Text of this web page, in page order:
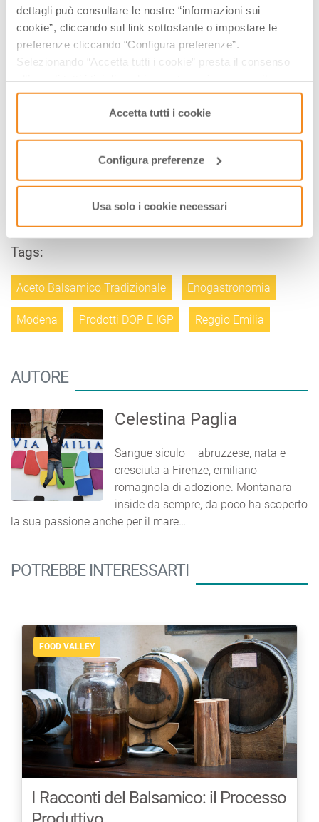
dettagli può consultare le nostre “informazioni sui
cookie”, cliccando sul link sottostante o impostare le
preferenze cliccando “Configura preferenze”.
Selezionando “Accetta tutti i cookie” presta il consenso
consenso cliccando su “Usa solo i cookie necessari” e
saranno attivati i soli cookie tecnici necessari al corretto
funzionamento del sito.
Accetta tutti i cookie
Configura preferenze
Usa solo i cookie necessari
sono propri”.
Quello che distingue il “Balsamico” dagli altri aceti non
è soltanto la materia dalla quale è ottenuto, ma
l’alchimia del tempo, nonché la sapienza di una
temporale di una vita umana, infatti, è spesso
soltanto una breve circostanza nel lungo viaggio
compiuto dal mosto che, tra i passaggi da un vasello
permanenza fra legni odorosi e pregiati.
Tags:
Aceto Balsamico Tradizionale Enogastronomia
Modena Prodotti DOP E IGP Reggio Emilia
AUTORE
Celestina Paglia
Sangue siculo – abruzzese, nata e
cresciuta a Firenze, emiliano
romagnola di adozione. Montanara
inside da sempre, da poco ha scoperto
la sua passione anche per il mare…
POTREBBE INTERESSARTI
FOOD VALLEY
I Racconti del Balsamico: il Processo